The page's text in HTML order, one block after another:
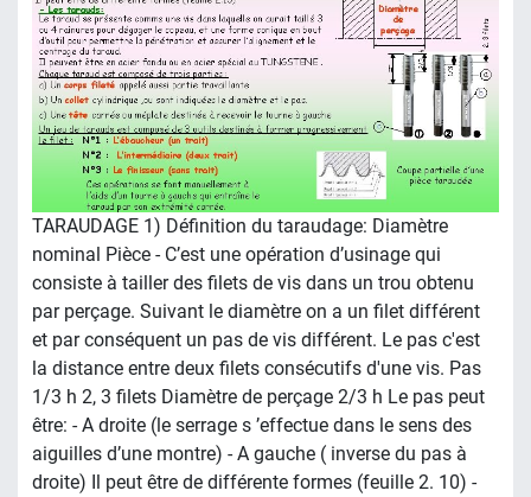
TARAUDAGE 1) Définition du taraudage: Diamètre
nominal Pièce - C’est une opération d’usinage qui
consiste à tailler des filets de vis dans un trou obtenu
par perçage. Suivant le diamètre on a un filet différent
et par conséquent un pas de vis différent. Le pas c'est
la distance entre deux filets consécutifs d'une vis. Pas
1/3 h 2, 3 filets Diamètre de perçage 2/3 h Le pas peut
être: - A droite (le serrage s ’effectue dans le sens des
aiguilles d’une montre) - A gauche ( inverse du pas à
droite) Il peut être de différente formes (feuille 2. 10) -